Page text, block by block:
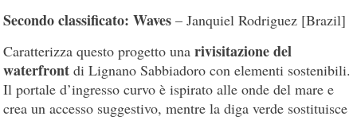
Secondo classificato: Waves– Janquiel Rodriguez [Brazil]
Caratterizza questo progetto unarivisitazione del
waterfront di Lignano Sabbiadoro con elementi sostenibili.
Il portale d’ingresso curvo è ispirato alle onde del mare e
crea un accesso suggestivo, mentre la diga verde sostituisce